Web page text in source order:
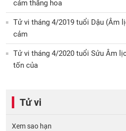
cảm thăng hoa
Tử vi tháng 4/2019 tuổi Dậu (Âm
cảm
Tử vi tháng 4/2020 tuổi Sửu Âm
tốn của
Tử vi
Xem sao hạn